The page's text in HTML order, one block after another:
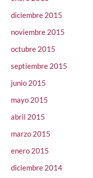
diciembre 2015
noviembre 2015
octubre 2015
septiembre 2015
junio 2015
mayo 2015
abril 2015
marzo 2015
enero 2015
diciembre 2014